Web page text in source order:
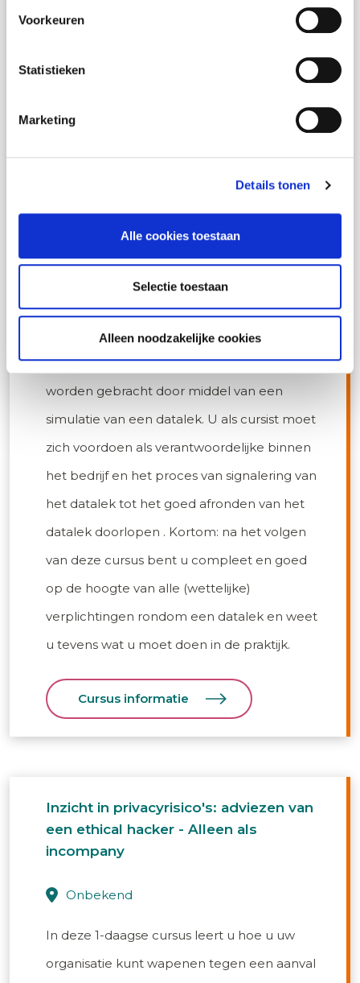
Voorkeuren
Statistieken
Marketing
Details tonen
Alle cookies toestaan
Selectie toestaan
Alleen noodzakelijke cookies
verplichtingen gelden ten aanzien van een
toezichthouders en de praktijk rondom het
besproken. Verder komen andere relevante
mogelijkheden om voor te bereiden op een
datalek tijdens deze cursus uitgebreid aan
bod. De besproken theorie zal in deze cursus
vervolgens op interactieve wijze in de praktijk
worden gebracht door middel van een
simulatie van een datalek. U als cursist moet
zich voordoen als verantwoordelijke binnen
het bedrijf en het proces van signalering van
het datalek tot het goed afronden van het
datalek doorlopen . Kortom: na het volgen
van deze cursus bent u compleet en goed
op de hoogte van alle (wettelijke)
verplichtingen rondom een datalek en weet
u tevens wat u moet doen in de praktijk.
Cursus informatie
Inzicht in privacyrisico's: adviezen van
een ethical hacker - Alleen als
incompany
onbekend
In deze 1-daagse cursus leert u hoe u uw
organisatie kunt wapenen tegen een aanval